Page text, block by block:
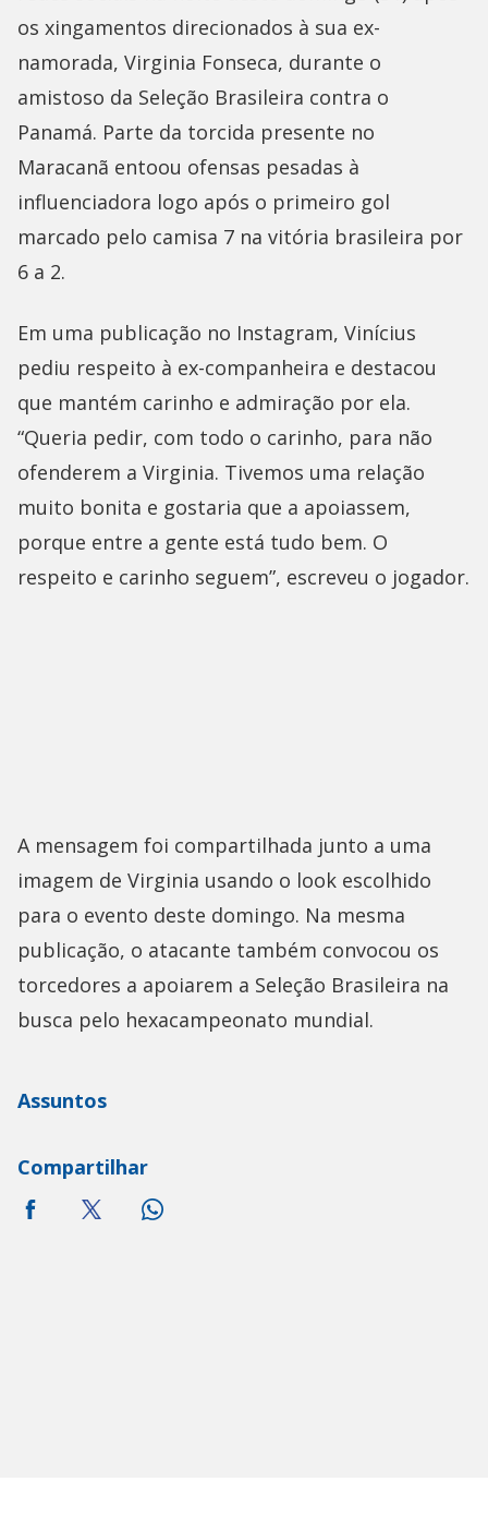
os xingamentos direcionados à sua ex-
namorada, Virginia Fonseca, durante o
amistoso da Seleção Brasileira contra o
Panamá. Parte da torcida presente no
Maracanã entoou ofensas pesadas à
influenciadora logo após o primeiro gol
marcado pelo camisa 7 na vitória brasileira por
6 a 2.
Em uma publicação no Instagram, Vinícius
pediu respeito à ex-companheira e destacou
que mantém carinho e admiração por ela.
“Queria pedir, com todo o carinho, para não
ofenderem a Virginia. Tivemos uma relação
muito bonita e gostaria que a apoiassem,
porque entre a gente está tudo bem. O
respeito e carinho seguem”, escreveu o jogador.
A mensagem foi compartilhada junto a uma
imagem de Virginia usando o look escolhido
para o evento deste domingo. Na mesma
publicação, o atacante também convocou os
torcedores a apoiarem a Seleção Brasileira na
busca pelo hexacampeonato mundial.
Assuntos
Compartilhar